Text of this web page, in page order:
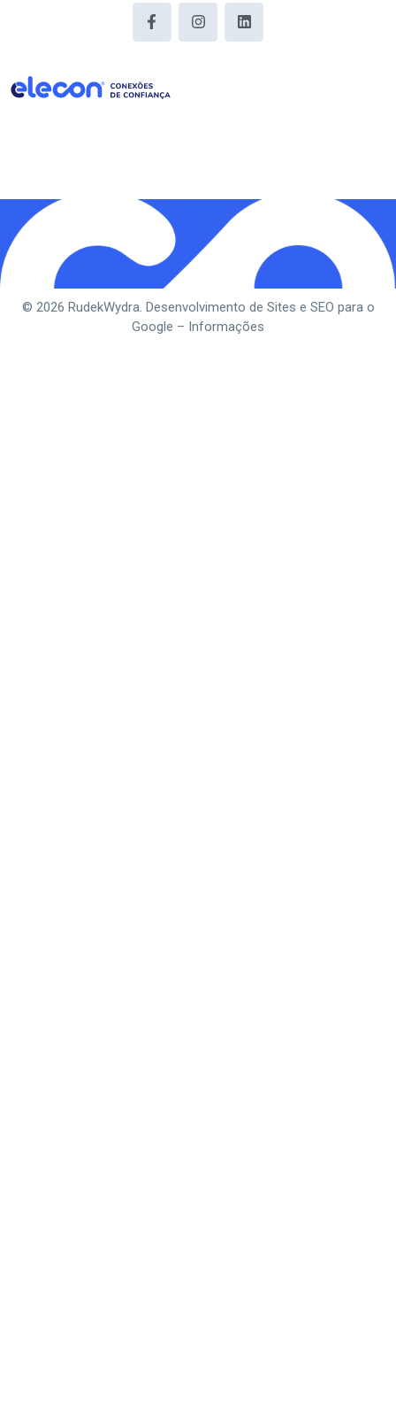
© 2026 RudekWydra. Desenvolvimento de Sites e SEO para o
Google – Informações